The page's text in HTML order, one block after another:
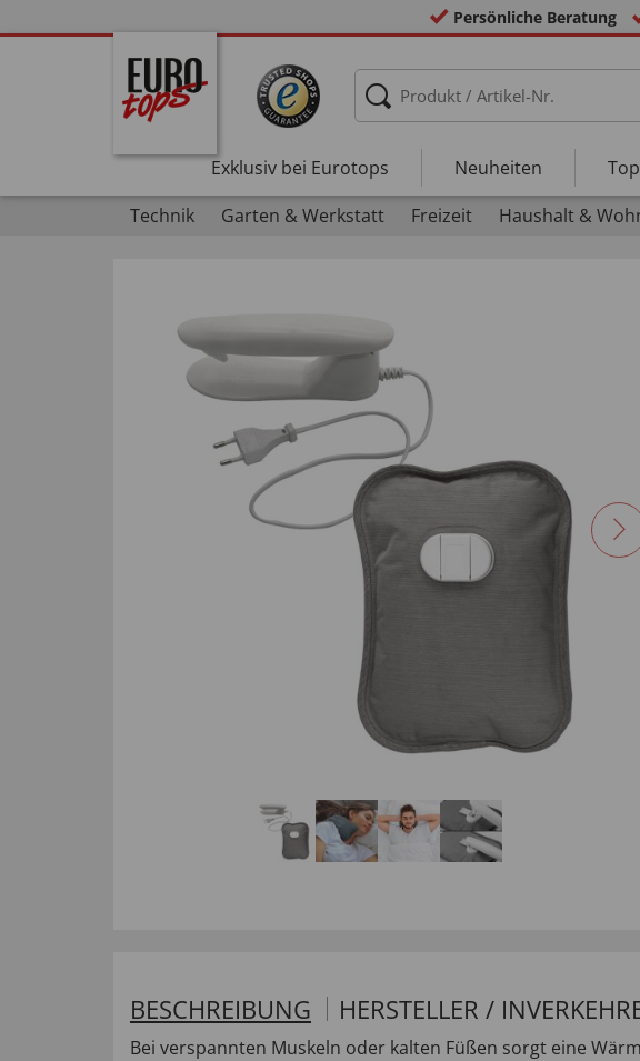
Persönliche Beratung
Exklusiv bei Eurotops Neuheiten
Technik
Garten & Werkstatt Freizeit Haushalt &
BESCHREIBUNG HERSTELLER /
Bei verspannten Muskeln oder kalten Füßen sorgt eine